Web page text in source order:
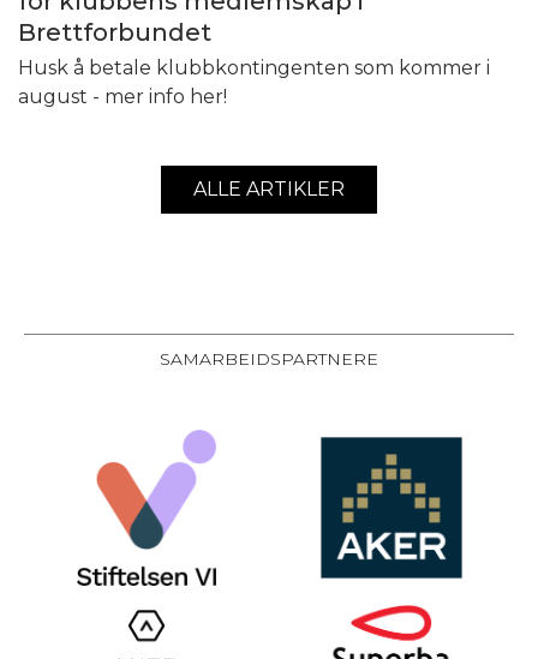
Brettforbundet
Husk å betale klubbkontingenten som kommer i
august - mer info her!
ALLE ARTIKLER
SAMARBEIDSPARTNERE